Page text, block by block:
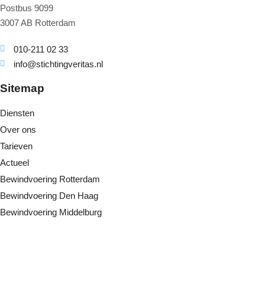
Postbus 9099
3007 AB Rotterdam
010-211 02 33
info@stichtingveritas.nl
Sitemap
Diensten
Over ons
Tarieven
Actueel
Bewindvoering Rotterdam
Bewindvoering Den Haag
Bewindvoering Middelburg